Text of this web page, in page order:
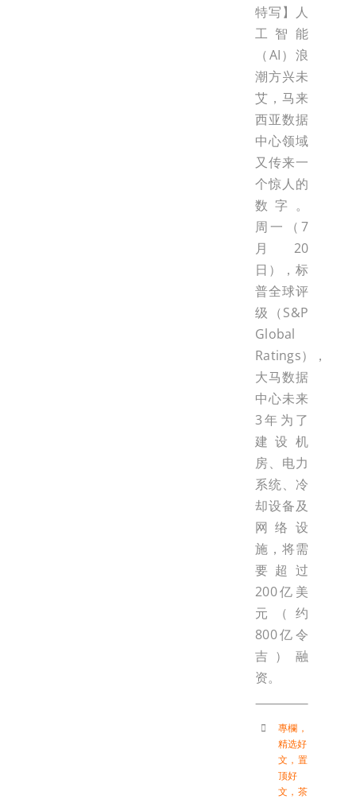
特写】人
工智能
（AI）浪
潮方兴未
艾，马来
西亚数据
中心领域
又传来一
个惊人的
数字。
周一（7
月20
日），标
普全球评
级（S&P
Global
Ratings），
大马数据
中心未来
3年为了
建设机
房、电力
系统、冷
却设备及
网络设
施，将需
要超过
200亿美
元（约
800亿令
吉）融
资。
專欄 ，
精选好
文 ， 置
顶好
文 ， 茶